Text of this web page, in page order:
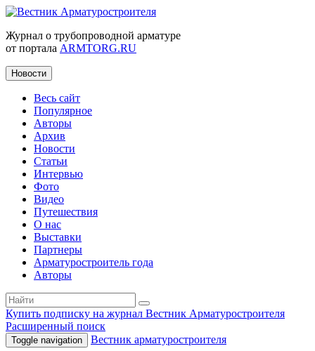
Журнал о трубопроводной арматуре
от портала ARMTORG.RU
Новости
Весь сайт
Популярное
Авторы
Архив
Новости
Статьи
Интервью
Фото
Видео
Путешествия
О нас
Выставки
Партнеры
Арматуростроитель года
Авторы
Купить подписку на журнал Вестник Арматуростроителя
Расширенный поиск
Toggle navigation Вестник арматуростроителя